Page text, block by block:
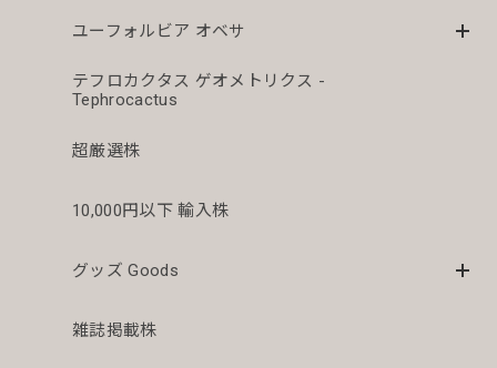
ユーフォルビア オベサ
テフロカクタス ゲオメトリクス -
Tephrocactus
超厳選株
10,000円以下 輸入株
グッズ Goods
雑誌掲載株
2026/04/03
シュッとスタイルの良いオベサが届きドキドキです。こちら
のでまたお迎えしたいです。
きもありませんでした。梱包を解くのが本当に楽しみです。